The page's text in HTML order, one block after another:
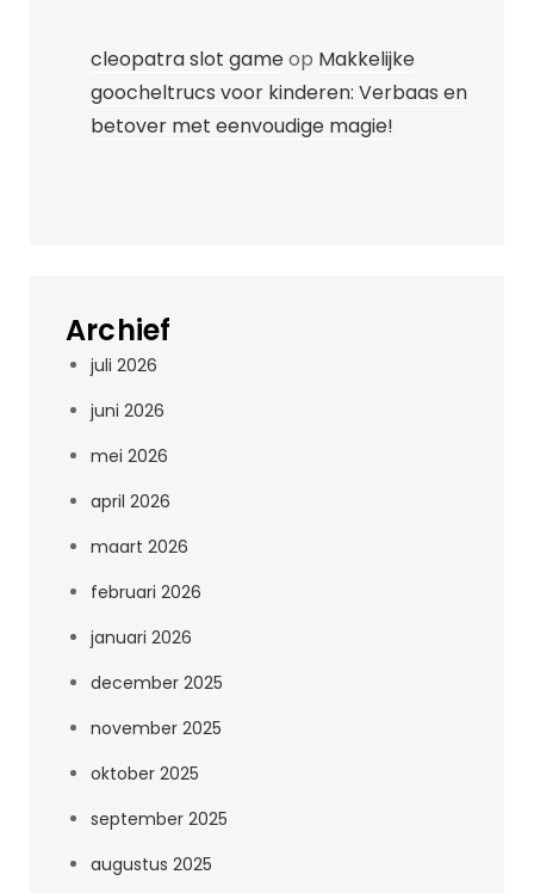
cleopatra slot gameop Makkelijke
goocheltrucs voor kinderen: Verbaas en
betover met eenvoudige magie!
Archief
juli 2026
juni 2026
mei 2026
april 2026
maart 2026
februari 2026
januari 2026
december 2025
november 2025
oktober 2025
september 2025
augustus 2025